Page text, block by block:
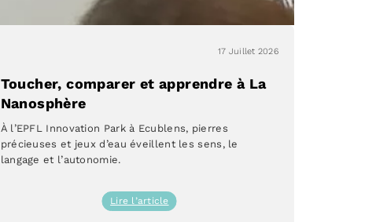
17 Juillet 2026
Toucher, comparer et apprendre à La
Nanosphère
À l’EPFL Innovation Park à Ecublens, pierres
précieuses et jeux d’eau éveillent les sens, le
langage et l’autonomie.
Lire l’article: